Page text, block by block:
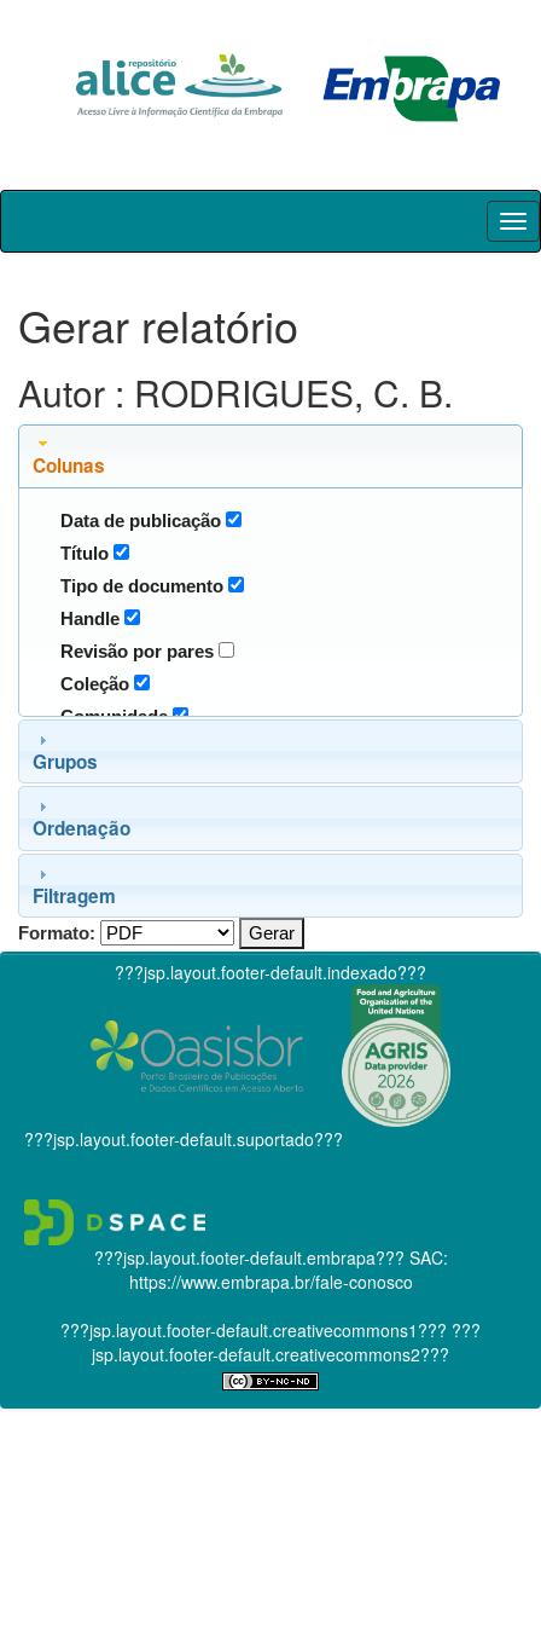
Skip
Gerar relatório
Autor : RODRIGUES, C. B.
Colunas
Data de publicação
Título
Tipo de documento
Handle
Revisão por pares
Coleção
Comunidade
Grupos
Ordenação
Filtragem
Formato:
???jsp.layout.footer-default.indexado???
???jsp.layout.footer-default.suportado???
???jsp.layout.footer-default.embrapa??? SAC:
https://www.embrapa.br/fale-conosco
???jsp.layout.footer-default.creativecommons1??? ???
jsp.layout.footer-default.creativecommons2???